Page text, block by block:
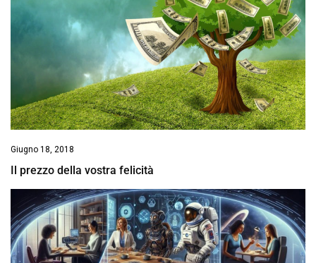
Giugno 18, 2018
Il prezzo della vostra felicità